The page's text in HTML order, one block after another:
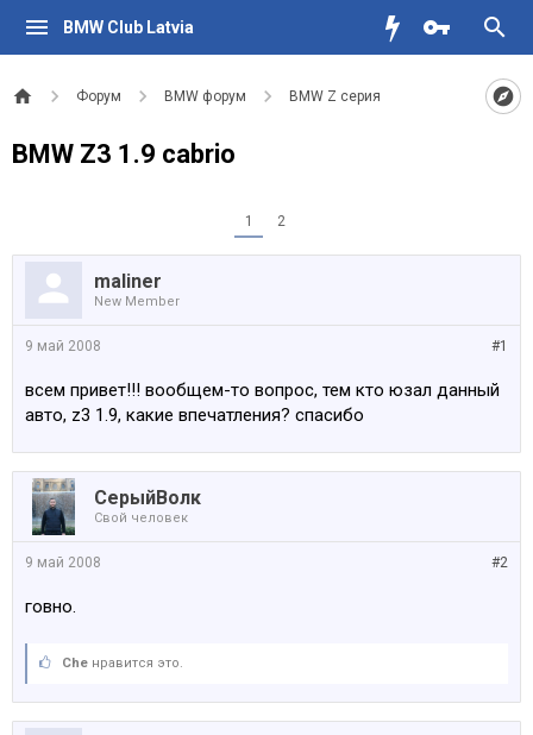
BMW Club Latvia
Форум BMW форум BMW Z серия
BMW Z3 1.9 cabrio
1 2
maliner
New Member
#1
9 май 2008
всем привет!!! вообщем-то вопрос, тем кто юзал данный
авто, z3 1.9, какие впечатления? спасибо
СерыйВолк
Свой человек
#2
9 май 2008
говно.
Che нравится это.